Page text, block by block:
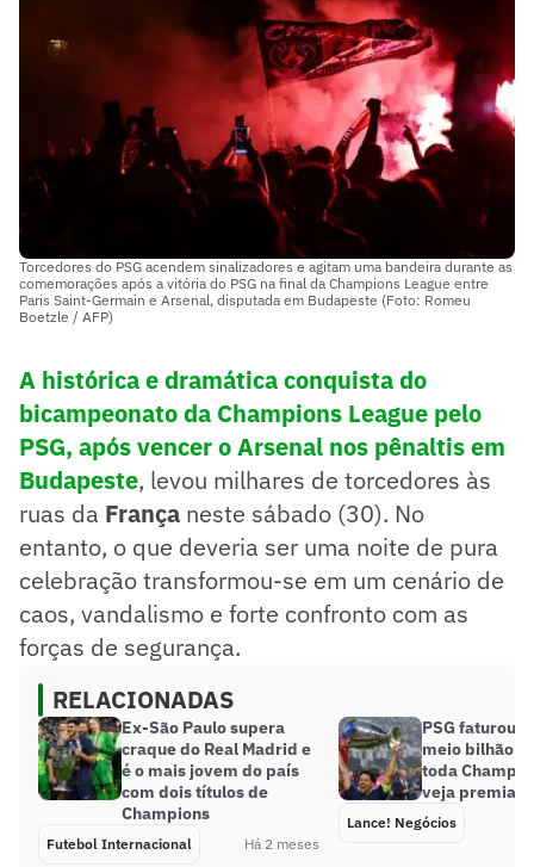
Torcedores do PSG acendem sinalizadores e agitam uma bandeira durante as
comemorações após a vitória do PSG na final da Champions League entre
Paris Saint-Germain e Arsenal, disputada em Budapeste (Foto: Romeu
Boetzle / AFP)
A histórica e dramática conquista do
bicampeonato da Champions League pelo
PSG, após vencer oArsenal nos pênaltis em
Budapeste, levou milhares de torcedores às
ruas da França neste sábado (30). No
entanto, o que deveria ser uma noite de pura
celebração transformou-se em um cenário de
caos, vandalismo e forte confronto com as
forças de segurança.
RELACIONADAS
Ex-São Paulo supera
craque do Real Madrid e
é o mais jovem do país
com dois títulos de
Champions
Futebol Internacional Há 2 meses
PSG faturou
meio bilhão
toda
veja
Lance! Negócios